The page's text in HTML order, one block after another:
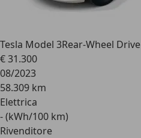
Tesla Model 3Rear-Wheel Drive
€ 31.300
08/2023
58.309 km
Elettrica
- (kWh/100 km)
Rivenditore